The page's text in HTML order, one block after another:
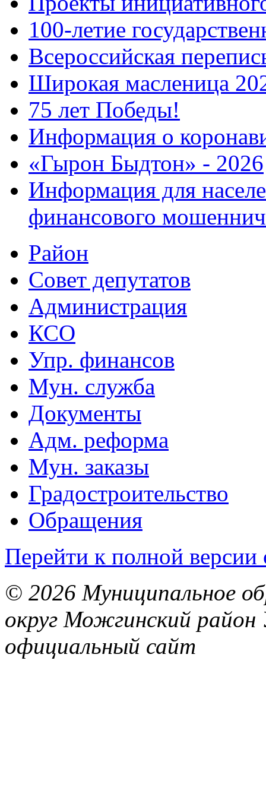
100-летие
Всероссийская
Широкая масленица
75 лет Победы!
Информация о
«Гырон Быдтон» - 2026
Информация для
финансового
Район
Совет депутатов
Администрация
КСО
Упр. финансов
Мун. служба
Документы
Адм. реформа
Мун. заказы
Градостроительство
Обращения
Перейти к полной версии
© 2026 Муниципальное
округ Можгинский район
официальный сайт